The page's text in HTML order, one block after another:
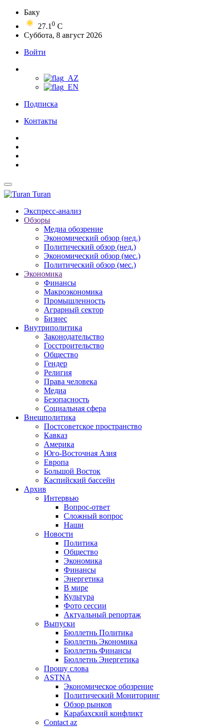
Баку
27.1 0 C
Суббота, 8 август 2026
Войти
Подписка
Контакты
Turan
Экспресс-анализ
Обзоры
Медиа обозрение
Экономический обзор (нед.)
Политический обзор (нед.)
Экономический обзор (мес.)
Политический обзор (мес.)
Экономика
Финансы
Макроэкономика
Промышленность
Аграрный сектор
Бизнес
Внутриполитика
Законодательство
Госстроительство
Общество
Гендер
Религия
Права человека
Медиа
Безопасность
Социальная сфера
Внешполитика
Постсоветское пространство
Кавказ
Америка
Юго-Восточная Азия
Европа
Большой Восток
Каспийский бассейн
Архив
Интервью
Вопрос-ответ
Сложный вопрос
Наши
Новости
Политика
Общество
Экономика
Финансы
Энергетика
В мире
Культура
Фото сессии
Актуальный репортаж
Выпуски
Бюллетнь Политика
Бюллетнь Экономика
Бюллетнь Финансы
Бюллетнь Энергетика
Прошу слова
ASTNA
Экономическое обозрение
Политический Мониторинг
Обзор рынков
Карабахский конфликт
Contact az